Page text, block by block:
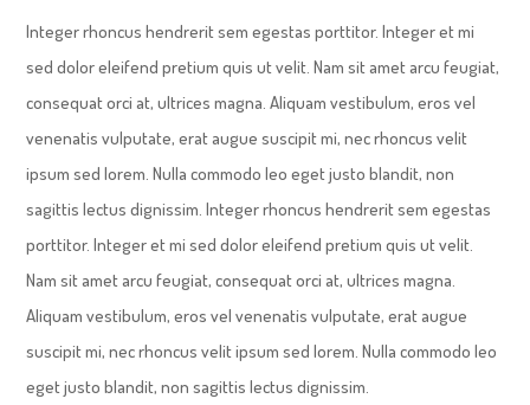
Integer rhoncus hendrerit sem egestas porttitor. Integer et mi
sed dolor eleifend pretium quis ut velit. Nam sit amet arcu feugiat,
consequat orci at, ultrices magna. Aliquam vestibulum, eros vel
venenatis vulputate, erat augue suscipit mi, nec rhoncus velit
ipsum sed lorem. Nulla commodo leo eget justo blandit, non
sagittis lectus dignissim. Integer rhoncus hendrerit sem egestas
porttitor. Integer et mi sed dolor eleifend pretium quis ut velit.
Nam sit amet arcu feugiat, consequat orci at, ultrices magna.
Aliquam vestibulum, eros vel venenatis vulputate, erat augue
suscipit mi, nec rhoncus velit ipsum sed lorem. Nulla commodo leo
eget justo blandit, non sagittis lectus dignissim.